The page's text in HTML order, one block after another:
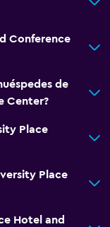
Conference
de
Center?
Place
Place
Hotel and